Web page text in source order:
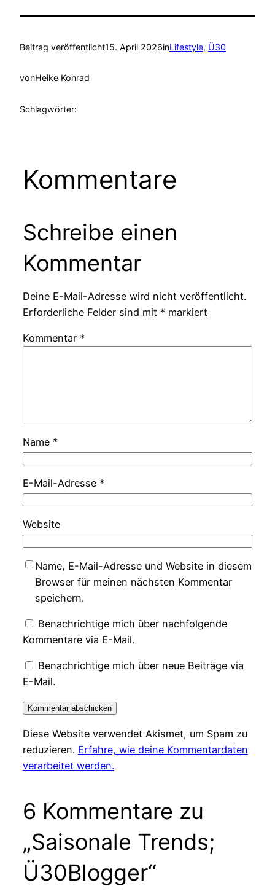
Beitrag veröffentlicht15. April 2026inLifestyle, Ü30
vonHeike Konrad
Schlagwörter:
Kommentare
Schreibe einen
Kommentar
Deine E-Mail-Adresse wird nicht veröffentlicht.
Erforderliche Felder sind mit * markiert
Kommentar *
Name *
E-Mail-Adresse *
Website
Name, E-Mail-Adresse und Website in diesem
Browser für meinen nächsten Kommentar
speichern.
Benachrichtige mich über nachfolgende
Kommentare via E-Mail.
Benachrichtige mich über neue Beiträge via
E-Mail.
Diese Website verwendet Akismet, um Spam zu
reduzieren. Erfahre, wie deine Kommentardaten
verarbeitet werden.
6 Kommentare zu
„Saisonale Trends;
Ü30Blogger“